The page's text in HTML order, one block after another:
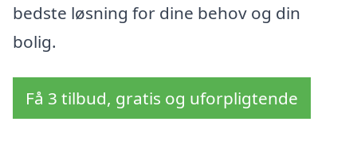
bedste løsning for dine behov og din
bolig.
Få 3 tilbud, gratis og uforpligtende